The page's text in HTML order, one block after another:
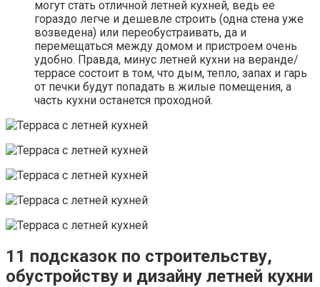
могут стать отличной летней кухней, ведь ее
гораздо легче и дешевле строить (одна стена уже
возведена) или переобустраивать, да и
перемещаться между домом и пристроем очень
удобно. Правда, минус летней кухни на веранде/
террасе состоит в том, что дым, тепло, запах и гарь
от печки будут попадать в жилые помещения, а
часть кухни останется проходной.
11 подсказок по строительству,
обустройству и дизайну летней кухни